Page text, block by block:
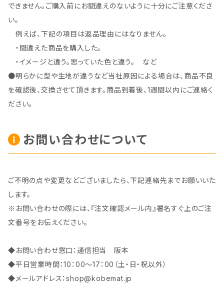
できません。ご購入前にお間違えのないように十分にご注意くださ
い。
例えば、下記の項目は返品理由にはなりません。
・間違えた商品を購入した。
・イメージと違う。思っていた色と違う。 など
●明らかに型や生地が違うなど当社原因による場合は、商品不良
を確認後、交換させて頂きます。商品到着後、1週間以内にご連絡く
ださい。
お問い合わせについて
ご不明の点や変更などございましたら、下記連絡先までお願いいた
します。
※お問い合わせの際には、『注文確認メール内』署名すぐ上のご注
文番号をお伝えください。
◆お問い合わせ窓口：通信担当 阪本
◆平日営業時間：10：00～17：00（土・日・祝以外）
◆メールアドレス：shop@kobemat.jp